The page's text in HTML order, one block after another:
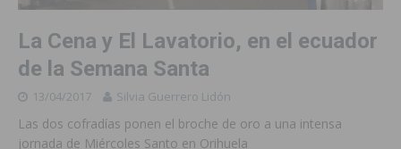
La Cena y El Lavatorio, en el ecuador
de la Semana Santa
13/04/2017 Silvia Guerrero Lidón
Las dos cofradías ponen el broche de oro a una intensa
jornada de Miércoles Santo en Orihuela